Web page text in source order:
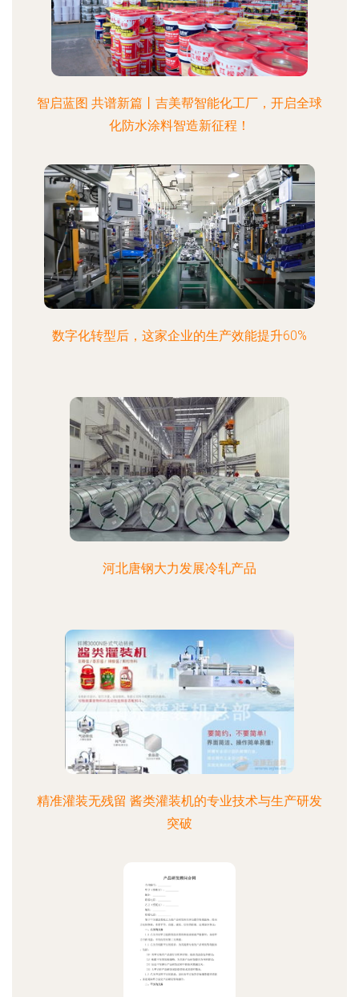
智启蓝图 共谱新篇丨吉美帮智能化工厂，开启全球
化防水涂料智造新征程！
数字化转型后，这家企业的生产效能提升60%
河北唐钢大力发展冷轧产品
精准灌装无残留 酱类灌装机的专业技术与生产研发
突破